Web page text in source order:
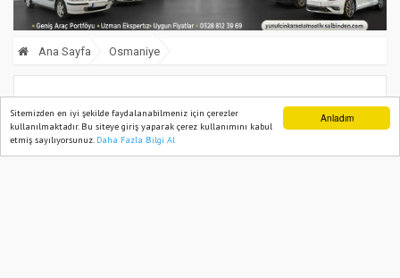
Anladım
Sitemizden en iyi şekilde faydalanabilmeniz için çerezler
kullanılmaktadır. Bu siteye giriş yaparak çerez kullanımını kabul
etmiş sayılıyorsunuz. Daha Fazla Bilgi Al
Ana Sayfa Osmaniye
Osmaniye’de Toplu Taşıma Araçlarına
“Sesli Anons Sistemi” Denetimi
Ana Sayfa Web TV